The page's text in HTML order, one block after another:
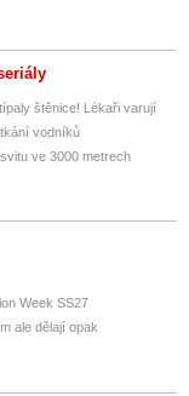
štěnice! Lékaři varují
vodníků
ve 3000 metrech
Week SS27
ale dělají opak